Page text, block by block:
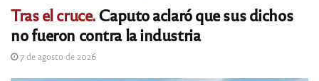
Tras el cruce.Caputo aclaró que sus dichos
no fueron contra la industria
7 de agosto de 2026